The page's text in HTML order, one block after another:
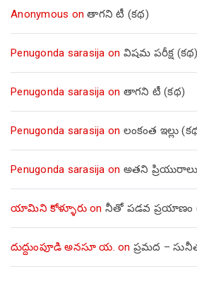
Anonymous onతాగని టీ (కథ)
Penugonda sarasija on విషమ పరీక్ష (క‌థ‌)
Penugonda sarasija on తాగని టీ (కథ)
Penugonda sarasija on లంకంత ఇల్లు
Penugonda sarasija on అతని
యామిని కోళ్ళూరుon నీతో పడవ ప్రయాణం
దుద్దుంపూడి అనసూ య. on ప్రమద –